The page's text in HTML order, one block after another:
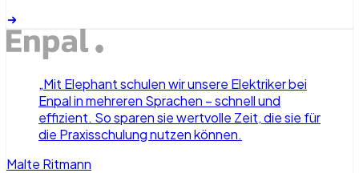
„Mit Elephant schulen wir unsere Elektriker bei
Enpal in mehreren Sprachen – schnell und
effizient. So sparen sie wertvolle Zeit, die sie für
die Praxisschulung nutzen können.
Malte Ritmann